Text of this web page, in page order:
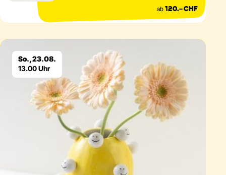
ab 120.– CHF
So., 23.08.
13.00 Uhr